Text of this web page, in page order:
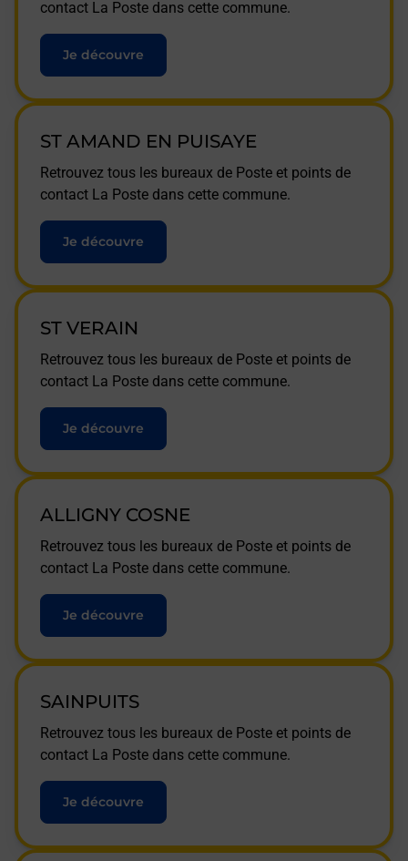
contact La Poste dans cette commune.
Je découvre
ST AMAND EN PUISAYE
Retrouvez tous les bureaux de Poste et points de
contact La Poste dans cette commune.
Je découvre
ST VERAIN
Retrouvez tous les bureaux de Poste et points de
contact La Poste dans cette commune.
Je découvre
ALLIGNY COSNE
Retrouvez tous les bureaux de Poste et points de
contact La Poste dans cette commune.
Je découvre
SAINPUITS
Retrouvez tous les bureaux de Poste et points de
contact La Poste dans cette commune.
Je découvre